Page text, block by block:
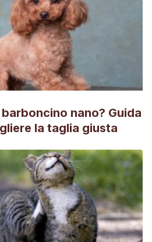
nano? Guida
la taglia giusta